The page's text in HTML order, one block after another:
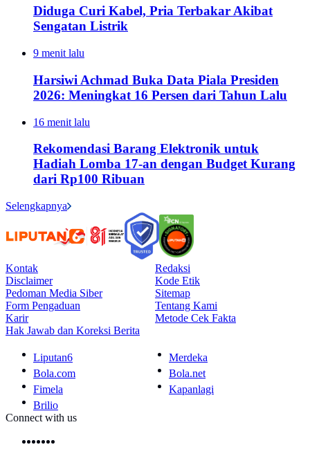
Diduga Curi Kabel, Pria Terbakar Akibat
Sengatan Listrik
9 menit lalu
Harsiwi Achmad Buka Data Piala Presiden
2026: Meningkat 16 Persen dari Tahun Lalu
16 menit lalu
Rekomendasi Barang Elektronik untuk
Hadiah Lomba 17-an dengan Budget Kurang
dari Rp100 Ribuan
Selengkapnya
Kontak
Redaksi
Disclaimer
Kode Etik
Pedoman Media Siber
Sitemap
Form Pengaduan
Tentang Kami
Karir
Metode Cek Fakta
Hak Jawab dan Koreksi Berita
Liputan6
Merdeka
Bola.com
Bola.net
Fimela
Kapanlagi
Brilio
Connect with us